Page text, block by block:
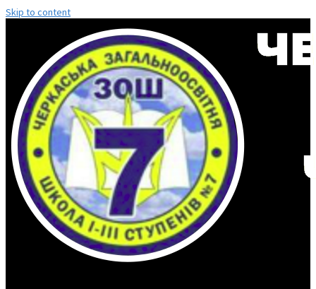
Skip to content